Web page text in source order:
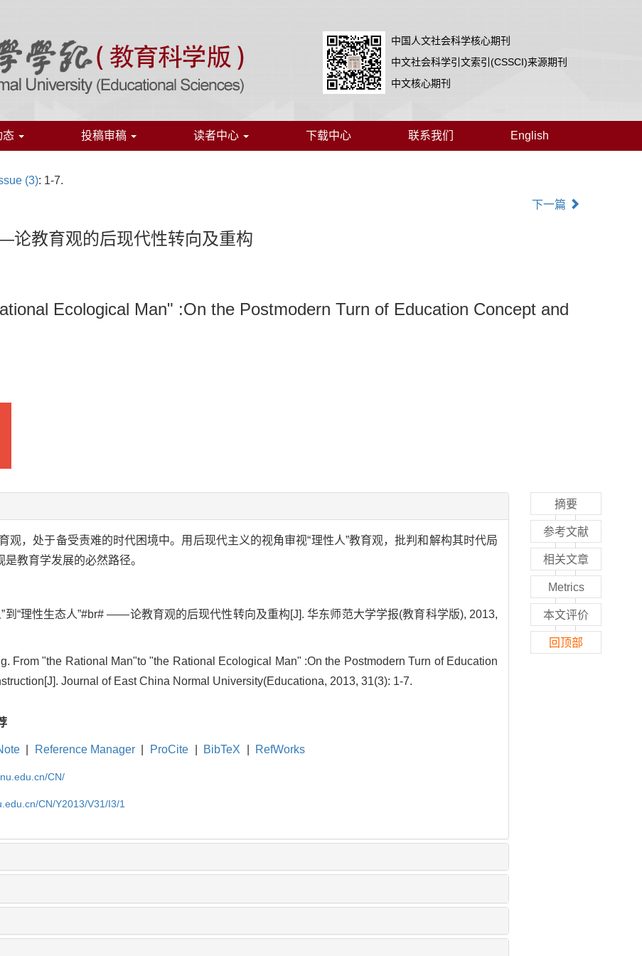
中国人文社会科学核心期刊
中文社会科学引文索引(CSSCI)来源期刊
中文核心期刊
态 投稿审稿 读者中心 下载中心 联系我们 English
(3): 1-7.
下一篇
论教育观的后现代性转向及重构
Ecological Man" :On the Postmodern Turn of Education Concept and
观，处于备受责难的时代困境中。用后现代主义的视角审视“理性人”教育观，批判和解构其时代局
教育学发展的必然路径。
到“理性生态人”#br# ——论教育观的后现代性转向及重构[J]. 华东师范大学学报(教育科学版), 2013,
From "the Rational Man"to "the Rational Ecological Man" :On the Postmodern Turn of Education
Journal of East China Normal University(Educationa, 2013, 31(3): 1-7.
Reference Manager ProCite BibTeX RefWorks
CN/
CN/Y2013/V31/I3/1
摘要
参考文献
相关文章
Metrics
本文评价
回顶部